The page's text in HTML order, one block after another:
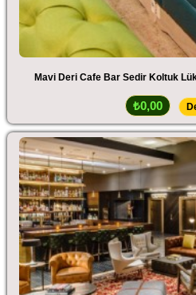
Mavi Deri Cafe Bar Sedir Koltuk
₺0,00